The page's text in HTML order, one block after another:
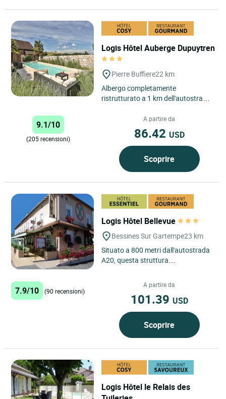
Logis Hôtel Auberge Dupuytren
Pierre Buffiere22 km
Albergo completamente
ristrutturato a 1 km dell'autostrada
cuore del villaggio di Pierre...
9.1/10
(205 recensioni)
A partire da
86.42 USD
Scoprire
Logis Hôtel Bellevue
Bessines Sur Gartempe23 km
Situato a 800 metri dall'autostrada
A20, questa struttura
7.9/10 (90 recensioni)
A partire da
101.39 USD
Scoprire
Logis Hôtel le Relais des